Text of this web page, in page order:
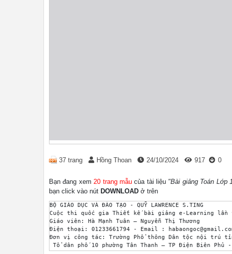
37 trang Hồng Thoan 24/10/2024 917 0
Bạn đang xem20 trang mẫucủa tài liệu "Bài giảng Toán Lớp
bạn click vào nút DOWNLOAD ở trên
BỘ GIÁO DỤC VÀ ĐÀO TẠO - QUỸ LAWRENCE S.TING
Cuộc thi quốc gia Thiết kế bài giảng e-Learning lần
Giáo viên: Hà Mạnh Tuân – Nguyễn Thị Thương
Điện thoại: 01233661794 - Email :
Đơn vị công tác: Trường Phổ thông Dân tộc nội trú
Tổ dân phố 10 phường Tân Thanh – TP Điện Biên